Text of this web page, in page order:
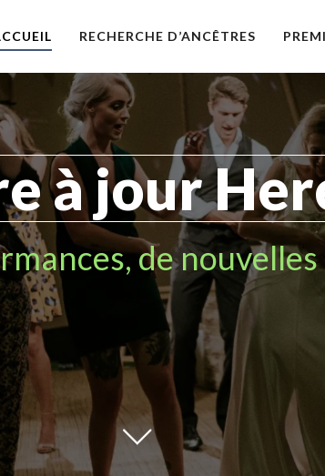
RECHERCHE D’ANCÊTRES
à jour
de